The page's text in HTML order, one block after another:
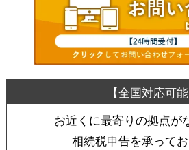
お近くに最寄りの拠点が
相続税申告を承ってお